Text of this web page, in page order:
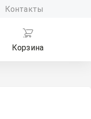
Контакты
Корзина